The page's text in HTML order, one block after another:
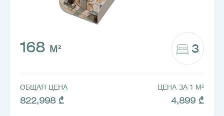
168 М² 3
ОБЩАЯ ЦЕНА
822,998 ₾
ЦЕНА ЗА 1 М²
4,899 ₾